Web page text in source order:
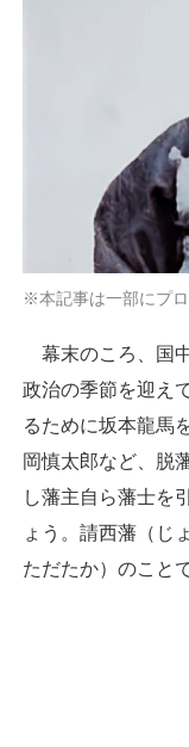
※本記事は一部にプ
幕末のころ、国
政治の季節を迎え
るために坂本龍馬
岡慎太郎など、脱
し藩主自ら藩士を
ょう。請西藩（じ
ただたか）のこと